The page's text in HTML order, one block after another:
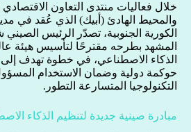
خلال فعاليات منتدى التعاون
والمحيط الهادئ (أبيك) الذي عُقد في
الكورية الجنوبية، تصدّر الرئيس
المشهد بطرحه مقترحًا لتأسيس هيئة
الذكاء الاصطناعي، في خطوة تهدف
حوكمة دولية وضمان الاستخدام
التكنولوجيا المتسارعة التطور.
مبادرة صينية جديدة لتنظيم الذكاء